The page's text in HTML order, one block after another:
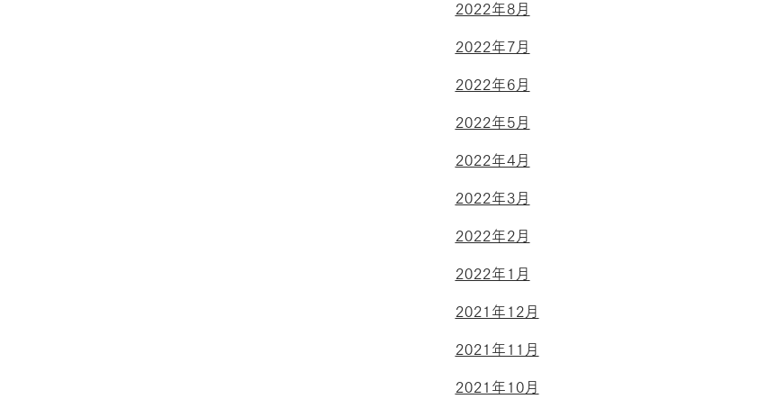
2022年8月
2022年7月
2022年6月
2022年5月
2022年4月
2022年3月
2022年2月
2022年1月
2021年12月
2021年11月
2021年10月